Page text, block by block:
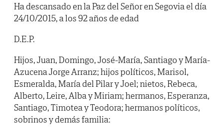
Ha descansado en la Paz del Señor en Segovia el día
24/10/2015, a los 92 años de edad
D.E.P.
Hijos, Juan, Domingo, José-María, Santiago y María-
Azucena Jorge Arranz; hijos políticos, Marisol,
Esmeralda, María del Pilar y Joel; nietos, Rebeca,
Alberto, Leire, Alba y Miriam; hermanos, Esperanza,
Santiago, Timotea y Teodora; hermanos políticos,
sobrinos y demás familia: